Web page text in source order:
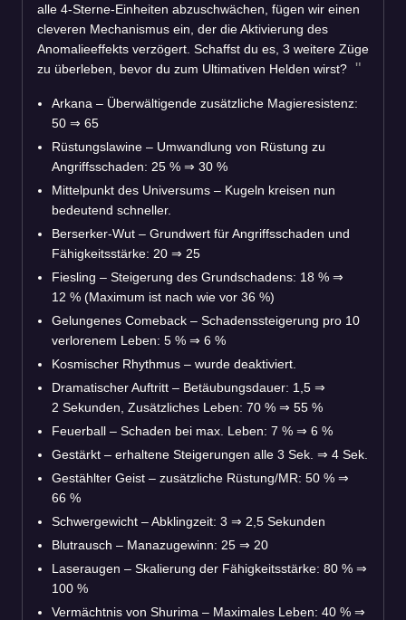
alle 4-Sterne-Einheiten abzuschwächen, fügen wir einen
cleveren Mechanismus ein, der die Aktivierung des
Anomalieeffekts verzögert. Schaffst du es, 3 weitere Züge
zu überleben, bevor du zum Ultimativen Helden wirst?
Arkana – Überwältigende zusätzliche Magieresistenz:
50 ⇒ 65
Rüstungslawine – Umwandlung von Rüstung zu
Angriffsschaden: 25 % ⇒ 30 %
Mittelpunkt des Universums – Kugeln kreisen nun
bedeutend schneller.
Berserker-Wut – Grundwert für Angriffsschaden und
Fähigkeitsstärke: 20 ⇒ 25
Fiesling – Steigerung des Grundschadens: 18 % ⇒
12 % (Maximum ist nach wie vor 36 %)
Gelungenes Comeback – Schadenssteigerung pro 10
verlorenem Leben: 5 % ⇒ 6 %
Kosmischer Rhythmus – wurde deaktiviert.
Dramatischer Auftritt – Betäubungsdauer: 1,5 ⇒
2 Sekunden, Zusätzliches Leben: 70 % ⇒ 55 %
Feuerball – Schaden bei max. Leben: 7 % ⇒ 6 %
Gestärkt – erhaltene Steigerungen alle 3 Sek. ⇒ 4 Sek.
Gestählter Geist – zusätzliche Rüstung/MR: 50 % ⇒
66 %
Schwergewicht – Abklingzeit: 3 ⇒ 2,5 Sekunden
Blutrausch – Manazugewinn: 25 ⇒ 20
Laseraugen – Skalierung der Fähigkeitsstärke: 80 % ⇒
100 %
Vermächtnis von Shurima – Maximales Leben: 40 % ⇒